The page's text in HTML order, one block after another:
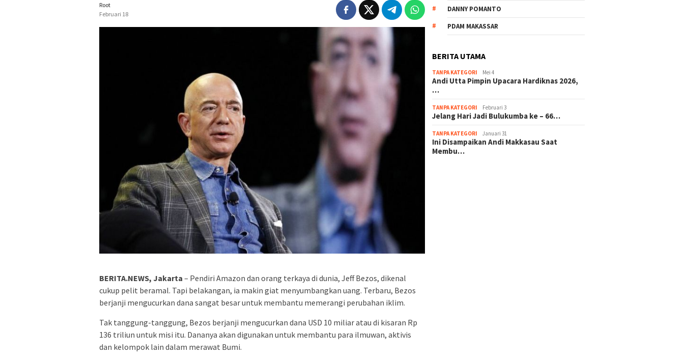
Root
Februari 18
BERITA.NEWS, Jakarta – Pendiri Amazon dan orang terkaya di dunia, Jeff Bezos, dikenal
cukup pelit beramal. Tapi belakangan, ia makin giat menyumbangkan uang. Terbaru, Bezos
berjanji mengucurkan dana sangat besar untuk membantu memerangi perubahan iklim.
Tak tanggung-tanggung, Bezos berjanji mengucurkan dana USD 10 miliar atau di kisaran Rp
136 triliun untuk misi itu. Dananya akan digunakan untuk membantu para ilmuwan, aktivis
dan kelompok lain dalam merawat Bumi.
DANNY POMANTO
PDAM MAKASSAR
BERITA UTAMA
TANPA KATEGORI Mei 4
Andi Utta Pimpin Upacara Hardiknas 2026,
…
TANPA KATEGORI Februari 3
Jelang Hari Jadi Bulukumba ke – 66…
TANPA KATEGORI Januari 31
Ini Disampaikan Andi Makkasau Saat
Membu…